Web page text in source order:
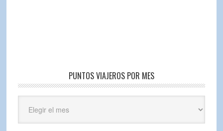
PUNTOS VIAJEROS POR MES
Viajeros
por